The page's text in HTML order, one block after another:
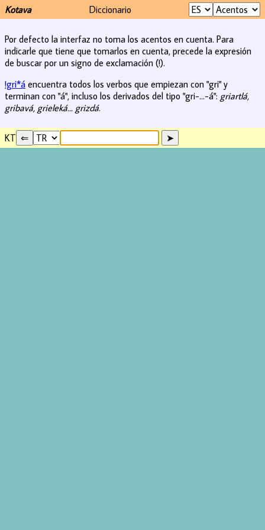
Kotava Diccionario
Por defecto la interfaz no toma los acentos en cuenta. Para
indicarle que tiene que tomarlos en cuenta, precede la expresión
de buscar por un signo de exclamación (!).
!gri*á encuentra todos los verbos que empiezan con "gri" y
terminan con "á", incluso los derivados del tipo "gri-...-á": griartlá,
gribavá, grieleká... grizdá.
KT